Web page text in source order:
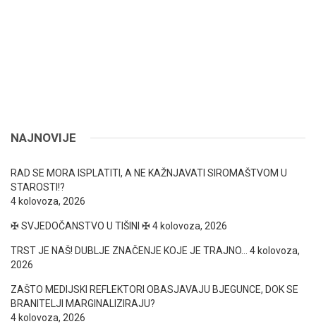
NAJNOVIJE
RAD SE MORA ISPLATITI, A NE KAŽNJAVATI SIROMAŠTVOM U
STAROSTI!?
4 kolovoza, 2026
✠ SVJEDOČANSTVO U TIŠINI ✠ 4 kolovoza, 2026
TRST JE NAŠ! DUBLJE ZNAČENJE KOJE JE TRAJNO…
4 kolovoza,
2026
ZAŠTO MEDIJSKI REFLEKTORI OBASJAVAJU BJEGUNCE, DOK SE
BRANITELJI MARGINALIZIRAJU?
4 kolovoza, 2026